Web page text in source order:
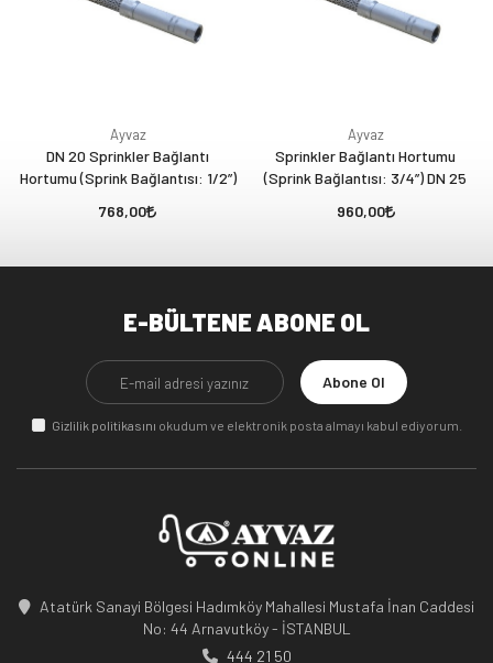
Ayvaz
DN 20 Sprinkler Bağlantı
Hortumu (Sprink Bağlantısı: 1/2”)
768,00
Ayvaz
Sprinkler Bağlantı Hortumu
(Sprink Bağlantısı: 3/4”) DN 25
960,00
E-BÜLTENE ABONE OL
Abone Ol
Gizlilik politikasını okudum ve elektronik posta almayı kabul ediyorum.
Atatürk Sanayi Bölgesi Hadımköy Mahallesi Mustafa İnan Caddesi
No: 44 Arnavutköy - İSTANBUL
444 21 50